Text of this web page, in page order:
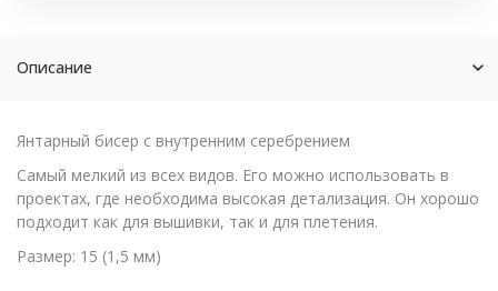
Описание
Янтарный бисер с внутренним серебрением
Самый мелкий из всех видов. Его можно использовать в
проектах, где необходима высокая детализация. Он хорошо
подходит как для вышивки, так и для плетения.
Размер: 15 (1,5 мм)